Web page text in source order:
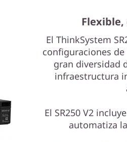
El ThinkSystem
configuraciones
gran diversidad
infraestructura
El SR250 V2
automatiza